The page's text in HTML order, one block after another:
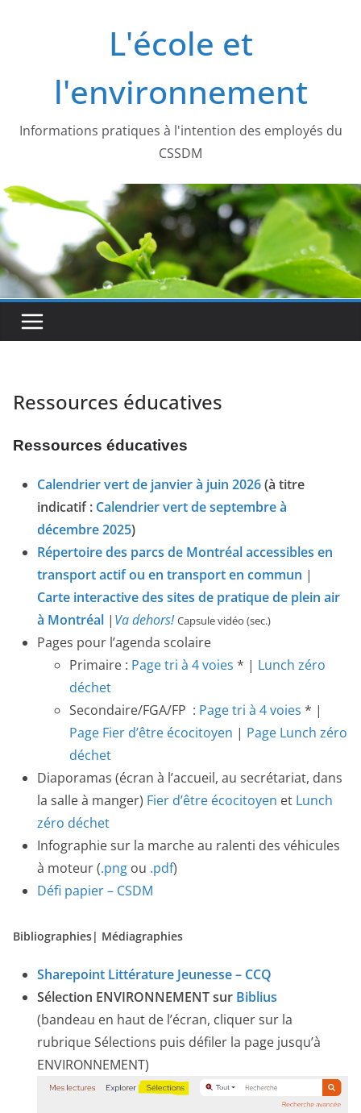
L'école et
l'environnement
Informations pratiques à l'intention des employés du
CSSDM
Ressources éducatives
Ressources éducatives
Calendrier vert de janvier à juin 2026(à titre
indicatif : Calendrier vert de septembre à
décembre 2025)
Répertoire des parcs de Montréal accessibles en
transport actif ou en transport en commun |
Carte interactive des sites de pratique de plein air
à Montréal | Va dehors! Capsule vidéo (sec.)
Pages pour l’agenda scolaire
Primaire : Page tri à 4 voies * | Lunch zéro
déchet
Secondaire/FGA/FP : Page tri à 4 voies * |
Page Fier d’être écocitoyen | Page Lunch zéro
déchet
Diaporamas (écran à l’accueil, au secrétariat, dans
la salle à manger) Fier d’être écocitoyen et Lunch
zéro déchet
Infographie sur la marche au ralenti des véhicules
à moteur (.png ou .pdf)
Défi papier – CSDM
Bibliographies| Médiagraphies
Sharepoint Littérature Jeunesse – CCQ
Sélection ENVIRONNEMENT sur Biblius
(bandeau en haut de l’écran, cliquer sur la
rubrique Sélections puis défiler la page jusqu’à
ENVIRONNEMENT)